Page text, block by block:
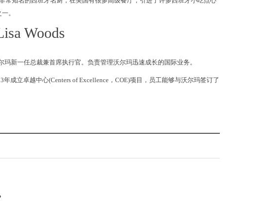
。
Woods
新一任总裁兼首席执行官。负责管理沃尔玛迅速成长的国际业务。
成立卓越中心(Centers of Excellence，COE)项目，员工能够与沃尔玛签订了